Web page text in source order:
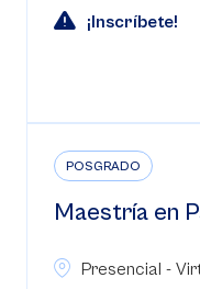
¡Inscríbete!
POSGRADO
Maestría en
Presencial -